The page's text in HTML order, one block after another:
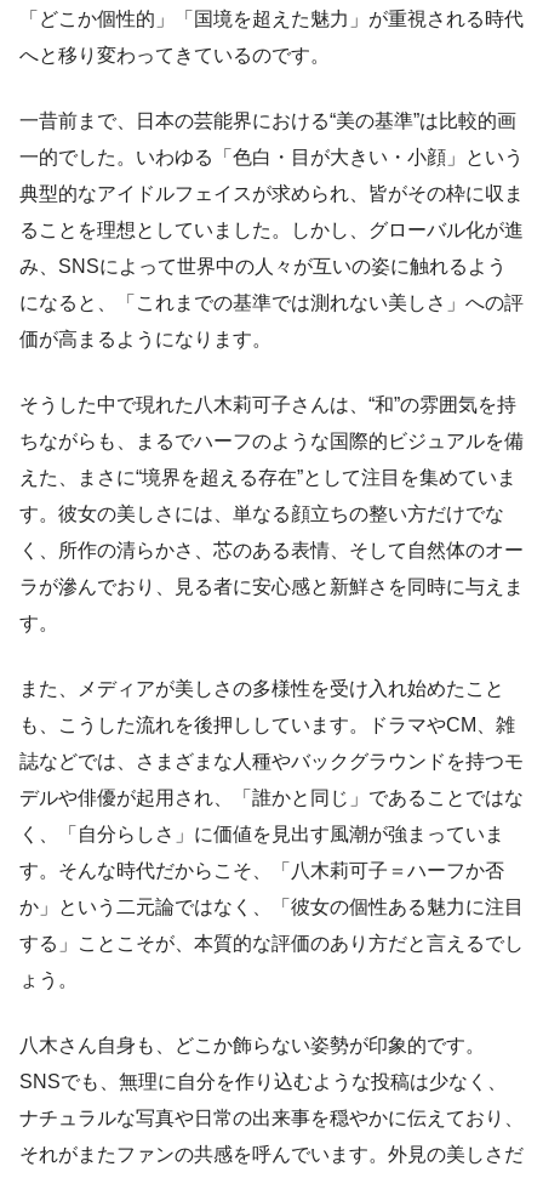
「どこか個性的」「国境を超えた魅力」が重視される時代
へと移り変わってきているのです。
一昔前まで、日本の芸能界における“美の基準”は比較的画
一的でした。いわゆる「色白・目が大きい・小顔」という
典型的なアイドルフェイスが求められ、皆がその枠に収ま
ることを理想としていました。しかし、グローバル化が進
み、SNSによって世界中の人々が互いの姿に触れるよう
になると、「これまでの基準では測れない美しさ」への評
価が高まるようになります。
そうした中で現れた八木莉可子さんは、“和”の雰囲気を持
ちながらも、まるでハーフのような国際的ビジュアルを備
えた、まさに“境界を超える存在”として注目を集めていま
す。彼女の美しさには、単なる顔立ちの整い方だけでな
く、所作の清らかさ、芯のある表情、そして自然体のオー
ラが滲んでおり、見る者に安心感と新鮮さを同時に与えま
す。
また、メディアが美しさの多様性を受け入れ始めたこと
も、こうした流れを後押ししています。ドラマやCM、雑
誌などでは、さまざまな人種やバックグラウンドを持つモ
デルや俳優が起用され、「誰かと同じ」であることではな
く、「自分らしさ」に価値を見出す風潮が強まっていま
す。そんな時代だからこそ、「八木莉可子＝ハーフか否
か」という二元論ではなく、「彼女の個性ある魅力に注目
する」ことこそが、本質的な評価のあり方だと言えるでし
ょう。
八木さん自身も、どこか飾らない姿勢が印象的です。
SNSでも、無理に自分を作り込むような投稿は少なく、
ナチュラルな写真や日常の出来事を穏やかに伝えており、
それがまたファンの共感を呼んでいます。外見の美しさだ